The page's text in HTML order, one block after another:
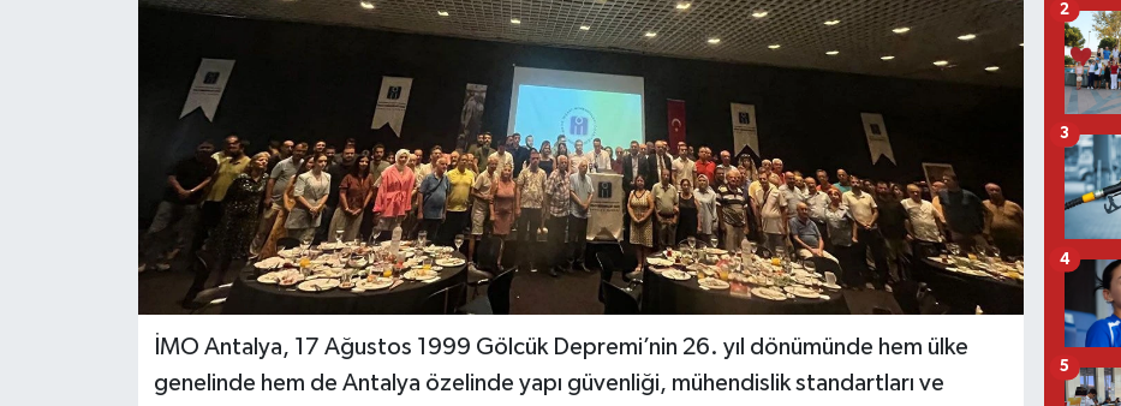
İMO Antalya, 17 Ağustos 1999 Gölcük Depremi’nin 26. yıl dönümünde hem ülke
genelinde hem de Antalya özelinde yapı güvenliği, mühendislik standartları ve
2
3
4
5
VİDEO HABERLER
RESMİ İLAN